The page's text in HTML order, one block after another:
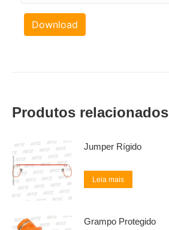
Download
Produtos relacionados
Jumper Rígido
Leia mais
Grampo Protegido